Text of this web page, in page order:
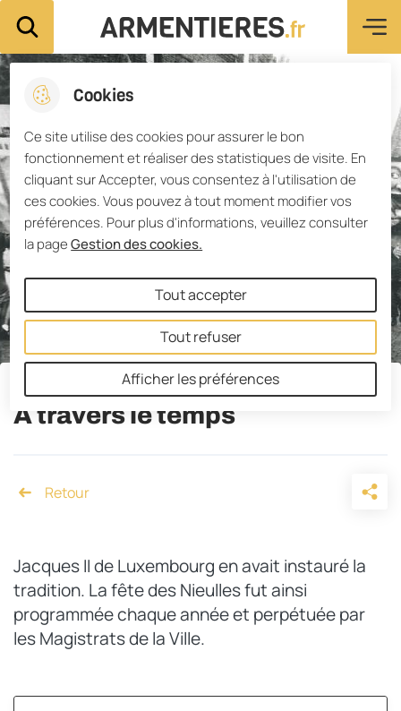
Cookies
Ce site utilise des cookies pour assurer le bon
fonctionnement et réaliser des statistiques de visite. En
cliquant sur Accepter, vous consentez à l'utilisation de
ces cookies. Vous pouvez à tout moment modifier vos
préférences. Pour plus d'informations, veuillez consulter
la pageGestion des cookies.
Afficher les préférences
Tout accepter
Tout refuser
menu
Aller à la
recherche
Aller au
contenu
principal
Consulter
Rechercher sur le site
Ville d'Armentières
À travers le temps
Accueil
Jacques II de Luxembourg en avait instauré la
tradition. La fête des Nieulles fut ainsi
programmée chaque année et perpétuée par
les Magistrats de la Ville.